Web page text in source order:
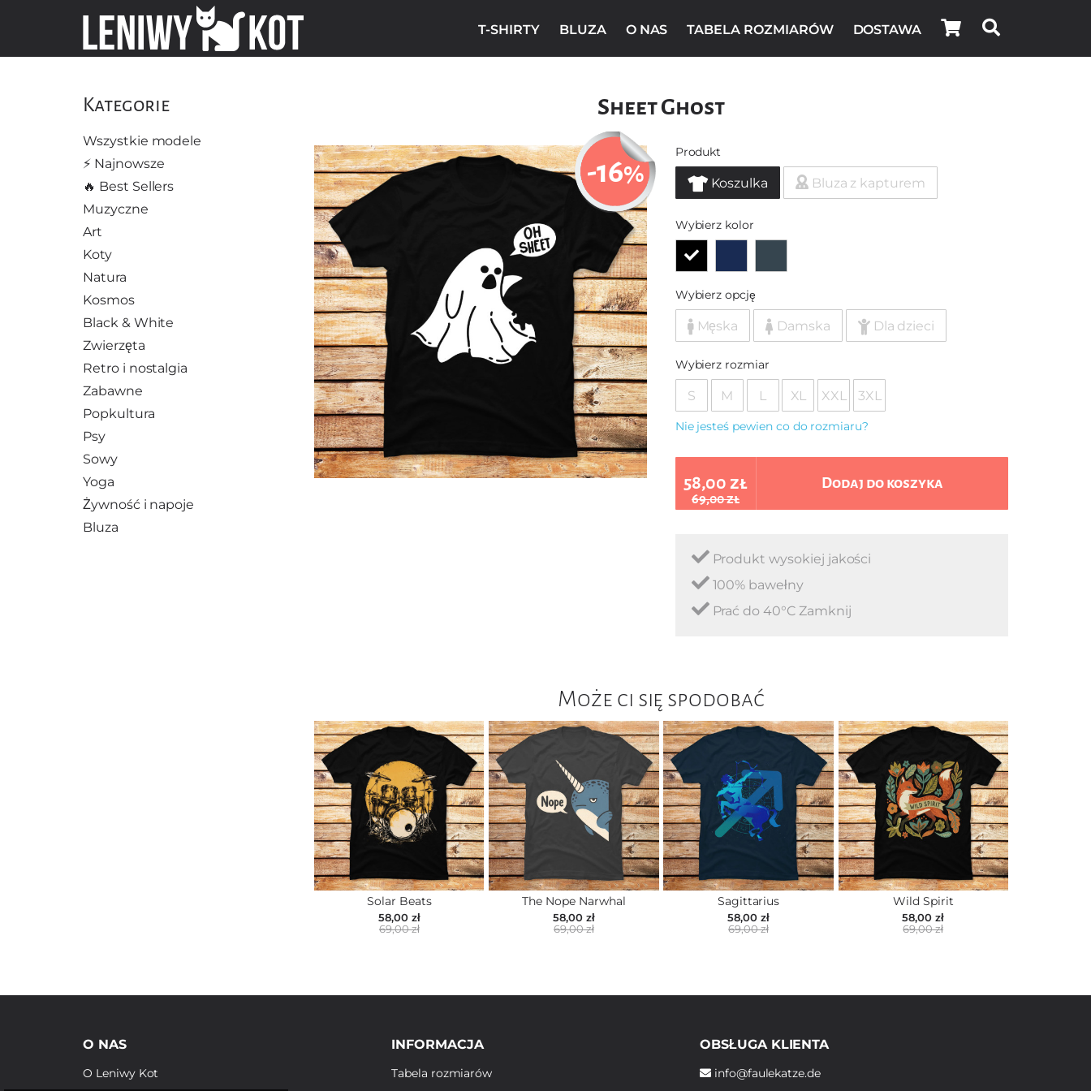
T-SHIRTY BLUZA O NAS TABELA ROZMIARÓW DOSTAWA
Kategorie
Wszystkie modele
⚡️ Najnowsze
🔥 Best Sellers
Muzyczne
Art
Koty
Natura
Kosmos
Black & White
Zwierzęta
Retro i nostalgia
Zabawne
Popkultura
Psy
Sowy
Yoga
Żywność i napoje
Bluza
Sheet Ghost
-16%
Produkt
Koszulka Bluza z kapturem
Wybierz kolor
Wybierz opcję
Męska Damska Dla dzieci
Wybierz rozmiar
S M L XL XXL 3XL
Nie jesteś pewien co do rozmiaru?
58,00 zł
69,00 zł
Dodaj do koszyka
Produkt wysokiej jakości
100% bawełny
Prać do 40°C Zamknij
Może ci się spodobać
Solar Beats
58,00 zł
69,00 zł
The Nope Narwhal
58,00 zł
69,00 zł
Sagittarius
58,00 zł
69,00 zł
Wild Spirit
58,00 zł
69,00 zł
O NAS
O Leniwy Kot
INFORMACJA
Tabela rozmiarów
OBSŁUGA KLIENTA
info@faulekatze.de